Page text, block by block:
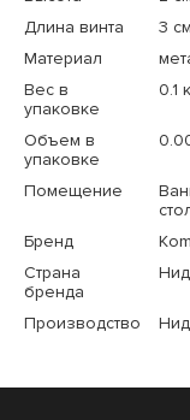
Длина винта
3 см
Материал
Вес в
упаковке
0.1
Объем в
упаковке
Помещение
Бренд
Страна
бренда
Производство